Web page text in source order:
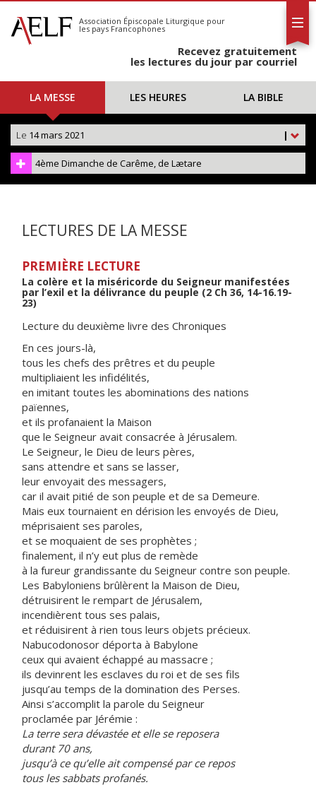
S'abonner
Calendrier
Association Épiscopale Liturgique pour
les pays Francophones
Recevez gratuitement
les lectures du jour par courriel
LA MESSE LES HEURES LA BIBLE
|
Le 14 mars 2021
4ème Dimanche de Carême, de Lætare
LECTURES DE LA MESSE
PREMIÈRE LECTURE
La colère et la miséricorde du Seigneur manifestées
par l’exil et la délivrance du peuple (2 Ch 36, 14-16.19-
23)
Lecture du deuxième livre des Chroniques
En ces jours-là,
tous les chefs des prêtres et du peuple
multipliaient les infidélités,
en imitant toutes les abominations des nations
païennes,
et ils profanaient la Maison
que le Seigneur avait consacrée à Jérusalem.
Le Seigneur, le Dieu de leurs pères,
sans attendre et sans se lasser,
leur envoyait des messagers,
car il avait pitié de son peuple et de sa Demeure.
Mais eux tournaient en dérision les envoyés de Dieu,
méprisaient ses paroles,
et se moquaient de ses prophètes ;
finalement, il n’y eut plus de remède
à la fureur grandissante du Seigneur contre son peuple.
Les Babyloniens brûlèrent la Maison de Dieu,
détruisirent le rempart de Jérusalem,
incendièrent tous ses palais,
et réduisirent à rien tous leurs objets précieux.
Nabucodonosor déporta à Babylone
ceux qui avaient échappé au massacre ;
ils devinrent les esclaves du roi et de ses fils
jusqu’au temps de la domination des Perses.
Ainsi s’accomplit la parole du Seigneur
proclamée par Jérémie :
La terre sera dévastée et elle se reposera
durant 70 ans,
jusqu’à ce qu’elle ait compensé par ce repos
tous les sabbats profanés.